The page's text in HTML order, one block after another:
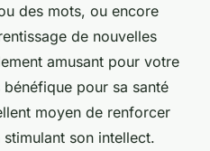
des mots, ou encore
de nouvelles
amusant pour votre
pour sa santé
moyen de renforcer
son intellect.